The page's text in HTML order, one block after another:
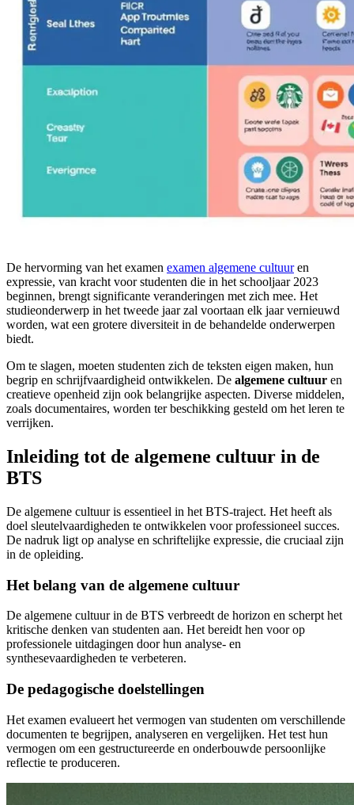
De hervorming van het examen examen algemene cultuuren
expressie, van kracht voor studenten die in het schooljaar 2023
beginnen, brengt significante veranderingen met zich mee. Het
studieonderwerp in het tweede jaar zal voortaan elk jaar vernieuwd
worden, wat een grotere diversiteit in de behandelde onderwerpen
biedt.
Om te slagen, moeten studenten zich de teksten eigen maken, hun
begrip en schrijfvaardigheid ontwikkelen. De algemene cultuur en
creatieve openheid zijn ook belangrijke aspecten. Diverse middelen,
zoals documentaires, worden ter beschikking gesteld om het leren te
verrijken.
Inleiding tot de algemene cultuur in de
BTS
De algemene cultuur is essentieel in het BTS-traject. Het heeft als
doel sleutelvaardigheden te ontwikkelen voor professioneel succes.
De nadruk ligt op analyse en schriftelijke expressie, die cruciaal zijn
in de opleiding.
Het belang van de algemene cultuur
De algemene cultuur in de BTS verbreedt de horizon en scherpt het
kritische denken van studenten aan. Het bereidt hen voor op
professionele uitdagingen door hun analyse- en
synthesevaardigheden te verbeteren.
De pedagogische doelstellingen
Het examen evalueert het vermogen van studenten om verschillende
documenten te begrijpen, analyseren en vergelijken. Het test hun
vermogen om een gestructureerde en onderbouwde persoonlijke
reflectie te produceren.